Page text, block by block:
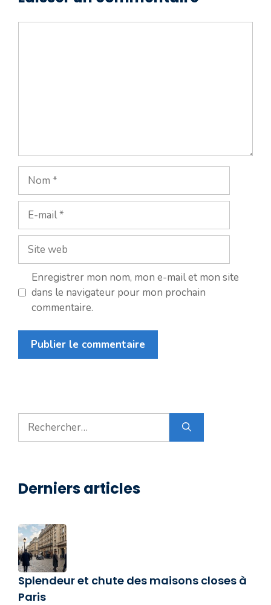
Nom
mail
Site
web
Enregistrer mon nom, mon e-mail et mon site
dans le navigateur pour mon prochain
commentaire.
Rechercher :
Derniers articles
Splendeur et chute des maisons closes à
Paris